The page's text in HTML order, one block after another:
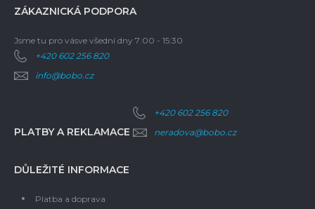
ZÁKAZNICKÁ PODPORA
Jsme tu pro vásve všední dny 7:00 - 15:30
+420 602 256 820
info@bobo.cz
PLATBY A REKLAMACE
+420 602 256 820
neradova@bobo.cz
DŮLEŽITÉ INFORMACE
Platba a doprava